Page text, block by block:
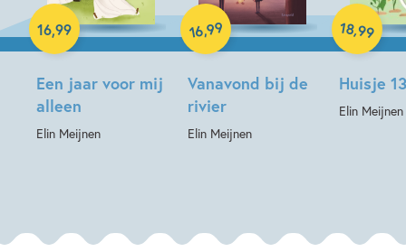
Een jaar voor mij
alleen
Elin Meijnen
16,99
Vanavond bij de
rivier
Elin Meijnen
16,99
Huisje 13
Elin Meijnen
18,99